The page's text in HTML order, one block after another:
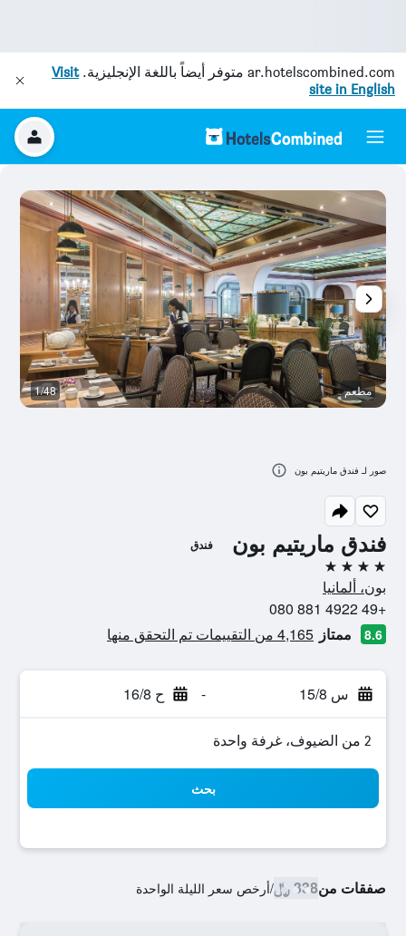
ar.hotelscombined.com متوفر أيضاً باللغة الإنجليزية.Visit
site in English
فندق ماريتيم بون فندق
4 نجوم
بون، ألمانيا
+49 4922 881 080
8.6 ممتاز 4,165 من التقييمات تم التحقق منها
س 15/8 - ح 16/8
2 من الضيوف، غرفة واحدة
بحث
صفقات من338 ﷼ /أرخص سعر الليلة الواحدة
مطعم 1/48
صور لـ فندق ماريتيم بون